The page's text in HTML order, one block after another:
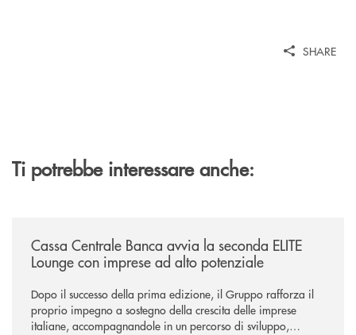
SHARE
Ti potrebbe interessare anche:
Cassa Centrale Banca avvia la seconda ELITE
Lounge con imprese ad alto potenziale
Dopo il successo della prima edizione, il Gruppo rafforza il
proprio impegno a sostegno della crescita delle imprese
italiane, accompagnandole in un percorso di sviluppo,